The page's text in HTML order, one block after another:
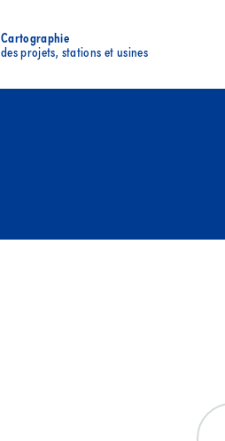
Cartographie
des projets, stations et usines